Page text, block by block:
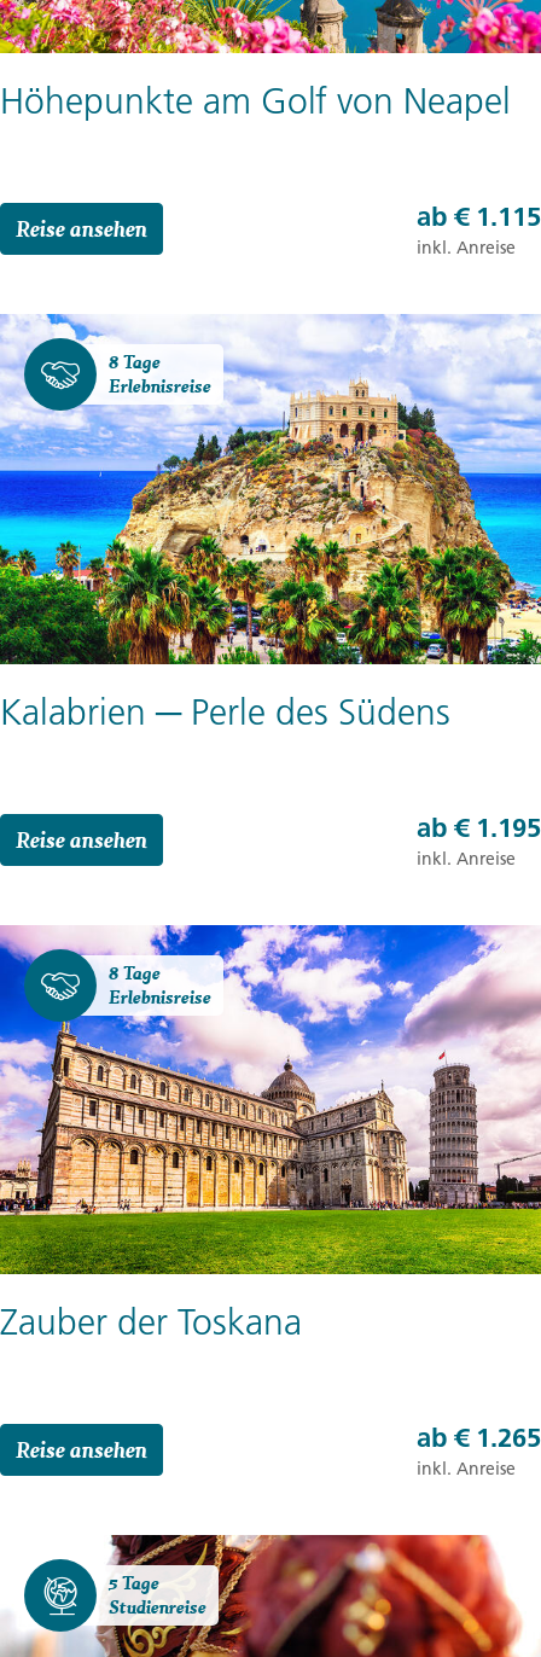
Höhepunkte am Golf von Neapel
Reise ansehen ab € 1.115
inkl. Anreise
8 Tage
Erlebnisreise
Kalabrien ─ Perle des Südens
Reise ansehen ab € 1.195
inkl. Anreise
8 Tage
Erlebnisreise
Zauber der Toskana
Reise ansehen ab € 1.265
inkl. Anreise
5 Tage
Studienreise